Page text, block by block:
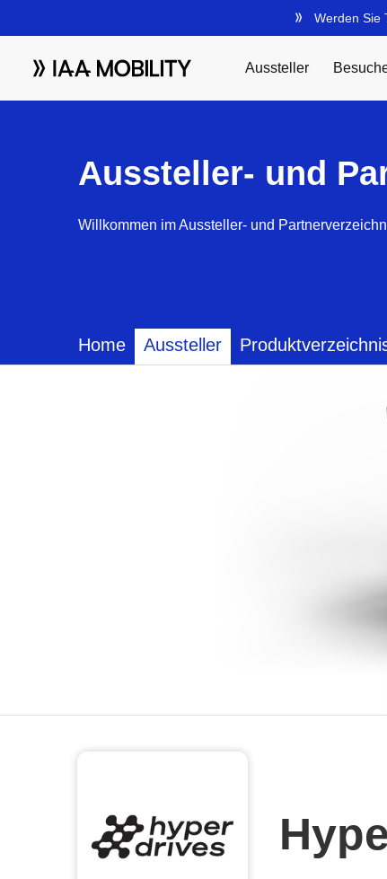
Aussteller- und
Willkommen im Aussteller- und
Home Aussteller